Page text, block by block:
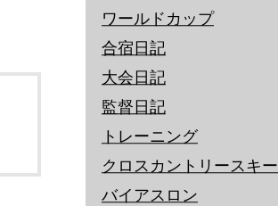
ワールドカップ
合宿日記
大会日記
監督日記
トレーニング
クロスカントリースキー
バイアスロン